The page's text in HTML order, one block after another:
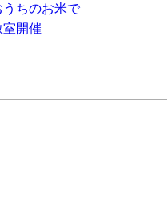
うちのお米で
開催